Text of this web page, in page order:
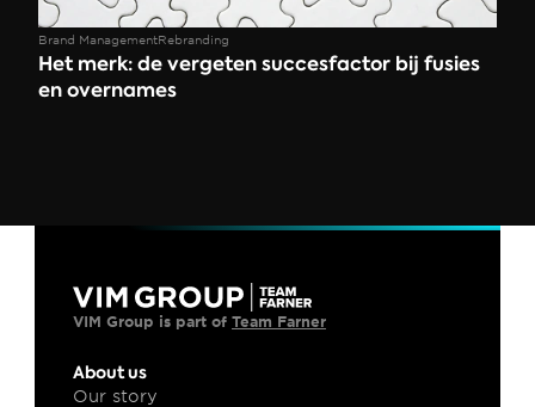
Brand ManagementRebranding
Het merk: de vergeten succesfactor bij fusies
en overnames
VIM Group is part of Team Farner
About us
Our story